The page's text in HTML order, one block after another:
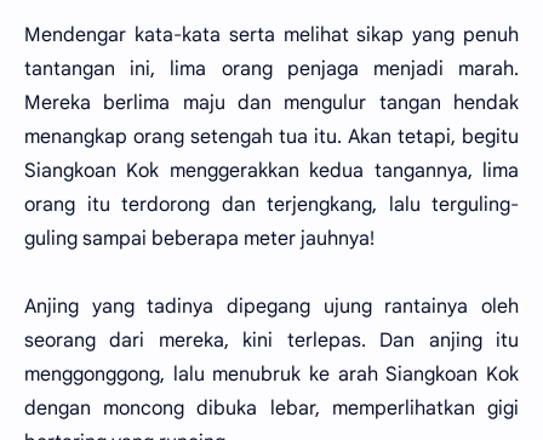
Mendengar kata-kata serta melihat sikap yang penuh
tantangan ini, lima orang penjaga menjadi marah.
Mereka berlima maju dan mengulur tangan hendak
menangkap orang setengah tua itu. Akan tetapi, begitu
Siangkoan Kok menggerakkan kedua tangannya, lima
orang itu terdorong dan terjengkang, lalu terguling-
guling sampai beberapa meter jauhnya!
Anjing yang tadinya dipegang ujung rantainya oleh
seorang dari mereka, kini terlepas. Dan anjing itu
menggonggong, lalu menubruk ke arah Siangkoan Kok
dengan moncong dibuka lebar, memperlihatkan gigi